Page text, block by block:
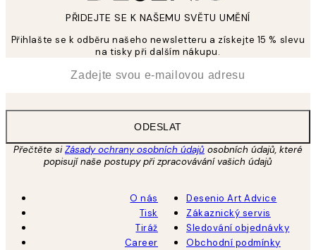
PŘIDEJTE SE K NAŠEMU SVĚTU UMĚNÍ
Přihlašte se k odběru našeho newsletteru a získejte 15 % slevu
na tisky při dalším nákupu.
ODESLAT
Přečtěte siZásady ochrany osobních údajů osobních údajů, které
popisují naše postupy při zpracovávání vašich údajů
O nás
Tisk
Tiráž
Career
Desenio Art Advice
Zákaznický servis
Sledování objednávky
Obchodní podmínky